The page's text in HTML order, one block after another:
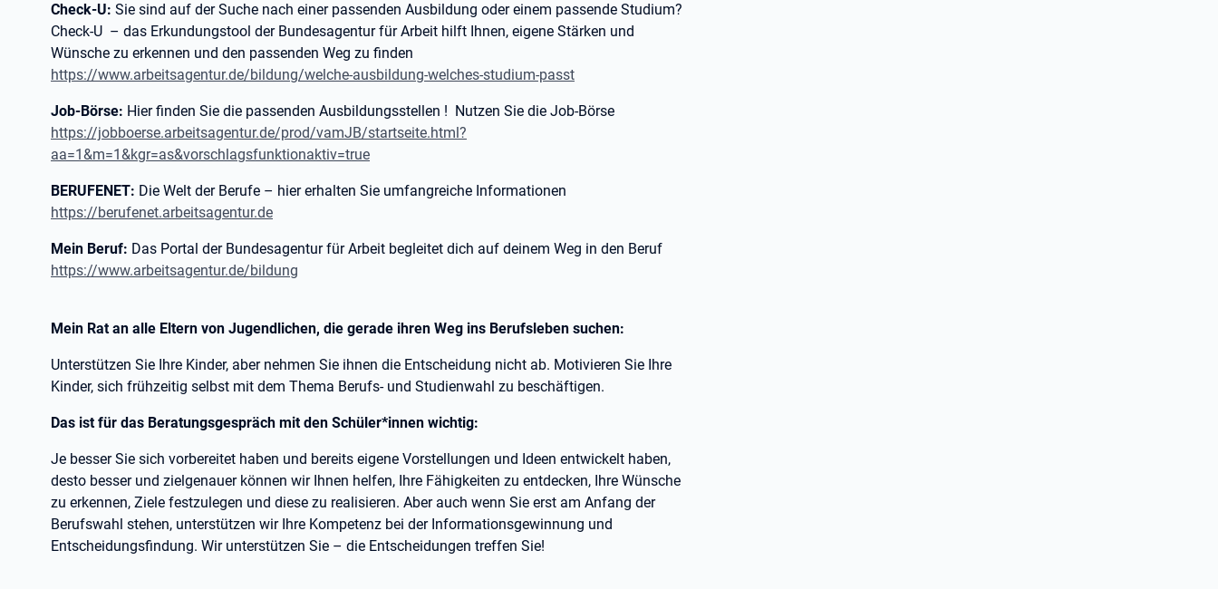
Check-U: Sie sind auf der Suche nach einer passenden Ausbildung oder einem passende Studium?
Check-U – das Erkundungstool der Bundesagentur für Arbeit hilft Ihnen, eigene Stärken und
Wünsche zu erkennen und den passenden Weg zu finden
https://www.arbeitsagentur.de/bildung/welche-ausbildung-welches-studium-passt
Job-Börse: Hier finden Sie die passenden Ausbildungsstellen ! Nutzen Sie die Job-Börse
https://jobboerse.arbeitsagentur.de/prod/vamJB/startseite.html?
aa=1&m=1&kgr=as&vorschlagsfunktionaktiv=true
BERUFENET: Die Welt der Berufe – hier erhalten Sie umfangreiche Informationen
https://berufenet.arbeitsagentur.de
Mein Beruf: Das Portal der Bundesagentur für Arbeit begleitet dich auf deinem Weg in den Beruf
https://www.arbeitsagentur.de/bildung
Mein Rat an alle Eltern von Jugendlichen, die gerade ihren Weg ins Berufsleben suchen:
Unterstützen Sie Ihre Kinder, aber nehmen Sie ihnen die Entscheidung nicht ab. Motivieren Sie Ihre
Kinder, sich frühzeitig selbst mit dem Thema Berufs- und Studienwahl zu beschäftigen.
Das ist für das Beratungsgespräch mit den Schüler*innen wichtig:
Je besser Sie sich vorbereitet haben und bereits eigene Vorstellungen und Ideen entwickelt haben,
desto besser und zielgenauer können wir Ihnen helfen, Ihre Fähigkeiten zu entdecken, Ihre Wünsche
zu erkennen, Ziele festzulegen und diese zu realisieren. Aber auch wenn Sie erst am Anfang der
Berufswahl stehen, unterstützen wir Ihre Kompetenz bei der Informationsgewinnung und
Entscheidungsfindung. Wir unterstützen Sie – die Entscheidungen treffen Sie!